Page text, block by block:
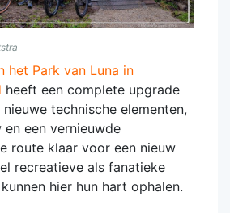
het Park van Luna in
heeft een complete upgrade
technische elementen,
een vernieuwde
route klaar voor een nieuw
recreatieve als fanatieke
hier hun hart ophalen.